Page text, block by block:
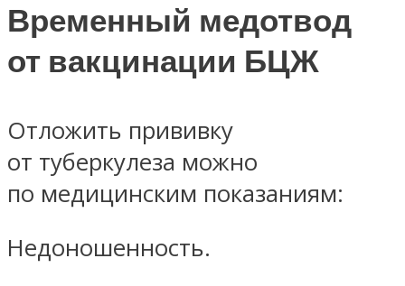
Временный медотвод
от вакцинации БЦЖ
Отложить прививку
от туберкулеза можно
по медицинским показаниям:
Недоношенность.